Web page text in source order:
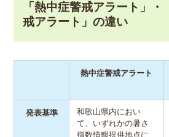
「熱中症警戒アラート」
戒アラート」の違い
熱中症警戒アラート
発表基準
和歌山県内におい
て、いずれかの暑さ
指数情報提供地点に